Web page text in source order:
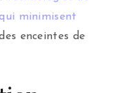
minimisent
enceintes de